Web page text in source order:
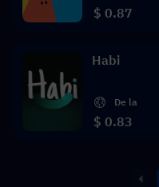
$ 0.87
Habi
De la
$ 0.83